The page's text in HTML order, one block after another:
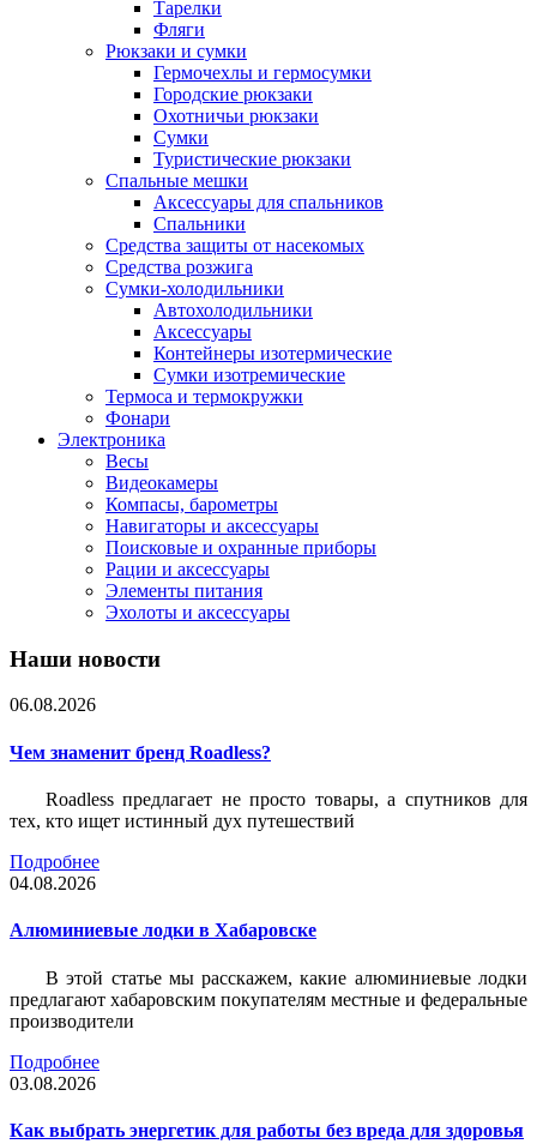
Тарелки
Фляги
Рюкзаки и сумки
Гермочехлы и гермосумки
Городские рюкзаки
Охотничьи рюкзаки
Сумки
Туристические рюкзаки
Спальные мешки
Аксессуары для спальников
Спальники
Средства защиты от насекомых
Средства розжига
Сумки-холодильники
Автохолодильники
Аксессуары
Контейнеры изотермические
Сумки изотремические
Термоса и термокружки
Фонари
Электроника
Весы
Видеокамеры
Компасы, барометры
Навигаторы и аксессуары
Поисковые и охранные приборы
Рации и аксессуары
Элементы питания
Эхолоты и аксессуары
Наши новости
06.08.2026
Чем знаменит бренд Roadless?
Roadless предлагает не просто товары, а спутников для
тех, кто ищет истинный дух путешествий
Подробнее
04.08.2026
Алюминиевые лодки в Хабаровске
В этой статье мы расскажем, какие алюминиевые лодки
предлагают хабаровским покупателям местные и федеральные
производители
Подробнее
03.08.2026
Как выбрать энергетик для работы без вреда для здоровья